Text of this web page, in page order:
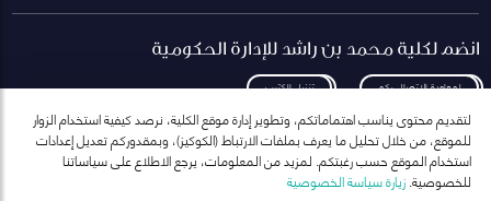
انضم لكلية محمد بن راشد للإدارة الحكومية
لمعاودة الاتصال بكم تنزيل الكتيب
انضم إلى قائمة مراسلاتنا
لتقديم محتوى يناسب اهتماماتكم، وتطوير إدارة موقع الكلية، نرصد كيفية استخدام الزوار
للموقع، من خلال تحليل ما يعرف بملفات الارتباط (الكوكيز)، وبمقدوركم تعديل إعدادات
استخدام الموقع حسب رغبتكم. لمزيد من المعلومات، يرجع الاطلاع على سياساتنا
للخصوصية.زيارة سياسة الخصوصية